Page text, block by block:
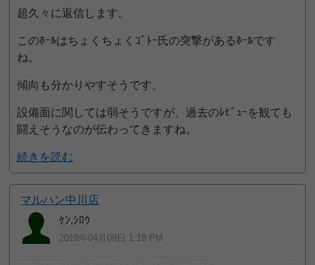
超久々に返信します。
このﾎｰﾙはちょくちょくｺﾞﾄｰ氏の突撃があるﾎｰﾙです
ね。
傾向も分かりやすそうです。
設備面に関しては弱そうですが、過去のﾚﾋﾞｭｰを観ても
闘えそうなのが伝わってきますね。
続きを読む
マルハン中川店
ｹﾝ,ｼﾛｳ
2019年04月09日 1:18 PM